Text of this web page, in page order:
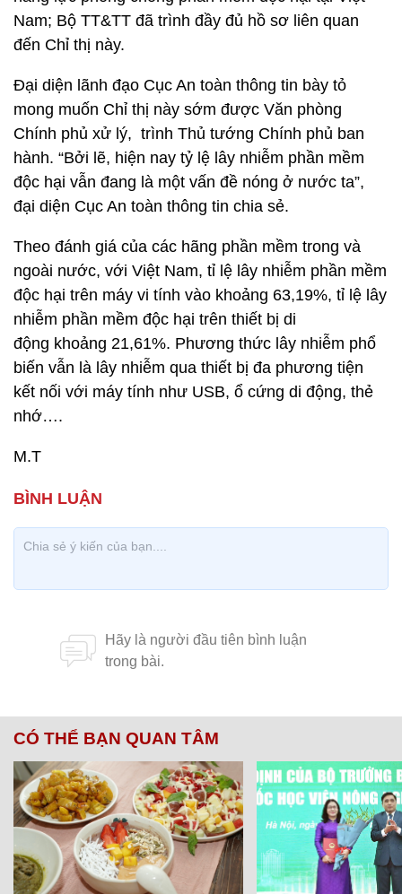
Nam; Bộ TT&TT đã trình đầy đủ hồ sơ liên quan
đến Chỉ thị này.
Đại diện lãnh đạo Cục An toàn thông tin bày tỏ
mong muốn Chỉ thị này sớm được Văn phòng
Chính phủ xử lý, trình Thủ tướng Chính phủ ban
hành. “Bởi lẽ, hiện nay tỷ lệ lây nhiễm phần mềm
độc hại vẫn đang là một vấn đề nóng ở nước ta”,
đại diện Cục An toàn thông tin chia sẻ.
Theo đánh giá của các hãng phần mềm trong và
ngoài nước, với Việt Nam, tỉ lệ lây nhiễm phần mềm
độc hại trên máy vi tính vào khoảng 63,19%, tỉ lệ lây
nhiễm phần mềm độc hại trên thiết bị di
động khoảng 21,61%. Phương thức lây nhiễm phổ
biến vẫn là lây nhiễm qua thiết bị đa phương tiện
kết nối với máy tính như USB, ổ cứng di động, thẻ
nhớ….
M.T
CÓ THỂ BẠN QUAN TÂM